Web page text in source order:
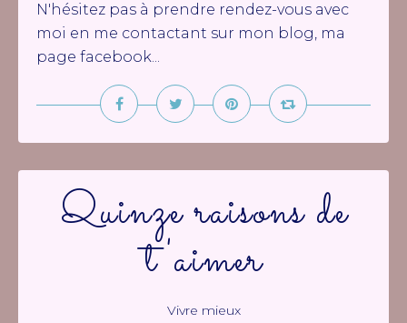
N'hésitez pas à prendre rendez-vous avec
moi en me contactant sur mon blog, ma
page facebook...
Quinze raisons de
t'aimer
Vivre mieux